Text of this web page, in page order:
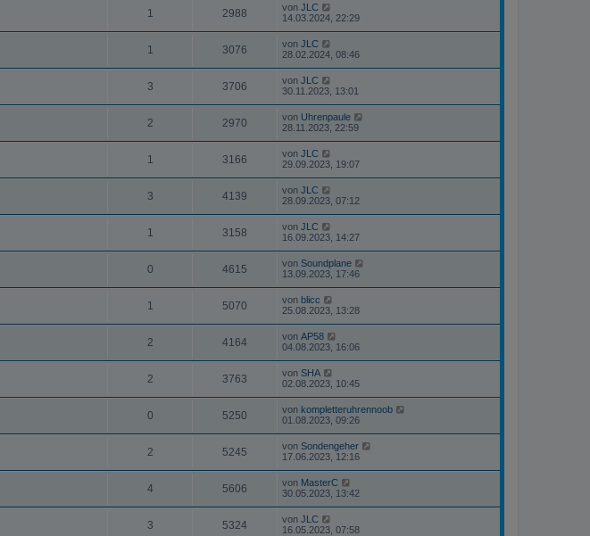
1 2988 von JLC
14.03.2024, 22:29
1 3076 von JLC
28.02.2024, 08:46
3 3706 von JLC
30.11.2023, 13:01
2 2970 von Uhrenpaule
28.11.2023, 22:59
1 3166 von JLC
29.09.2023, 19:07
3 4139 von JLC
28.09.2023, 07:12
1 3158 von JLC
16.09.2023, 14:27
0 4615 von Soundplane
13.09.2023, 17:46
1 5070 von blicc
25.08.2023, 13:28
2 4164 von AP58
04.08.2023, 16:06
2 3763 von SHA
02.08.2023, 10:45
0 5250 von kompletteruhrennoob
01.08.2023, 09:26
2 5245 von Sondengeher
17.06.2023, 12:16
4 5606 von MasterC
30.05.2023, 13:42
3 5324 von JLC
16.05.2023, 07:58